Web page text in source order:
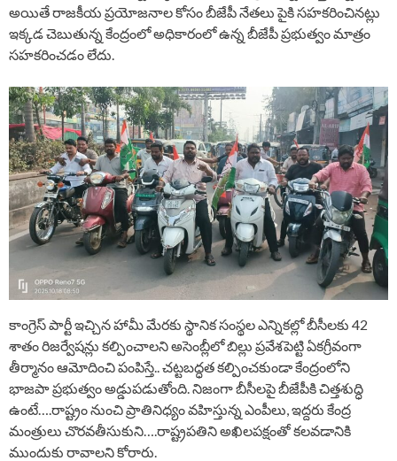
అయితే రాజకీయ ప్రయోజనాల కోసం బీజేపీ నేతలు పైకి సహకరించినట్లు
ఇక్కడ చెబుతున్న కేంద్రంలో అధికారంలో ఉన్న బీజేపీ ప్రభుత్వం మాత్రం
సహకరించడం లేదు.
కాంగ్రెస్ పార్టీ ఇచ్చిన హామీ మేరకు స్థానిక సంస్థల ఎన్నికల్లో బీసీలకు 42
శాతం రిజర్వేషన్లు కల్పించాలని అసెంబ్లీలో బిల్లు ప్రవేశపెట్టి ఏకగ్రీవంగా
తీర్మానం ఆమోదించి పంపిస్తే.. చట్టబద్ధత కల్పించకుండా కేంద్రంలోని
భాజపా ప్రభుత్వం అడ్డుపడుతోంది. నిజంగా బీసీలపై బీజేపీకి చిత్తశుద్ధి
ఉంటే….రాష్ట్రం నుంచి ప్రాతినిధ్యం వహిస్తున్న ఎంపీలు, ఇద్దరు కేంద్ర
మంత్రులు చొరవతీసుకుని….రాష్ట్రపతిని అఖిలపక్షంతో కలవడానికి
ముందుకు రావాలని కోరారు.